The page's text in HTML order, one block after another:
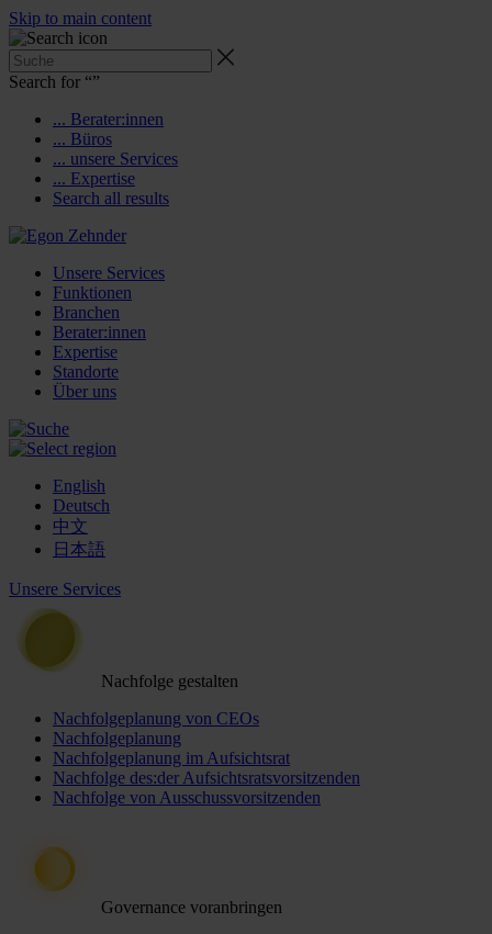
Skip to main content
Search for “”
... Berater:innen
... Büros
... unsere Services
... Expertise
Search all results
Unsere Services
Funktionen
Branchen
Berater:innen
Expertise
Standorte
Über uns
English
Deutsch
中文
日本語
Unsere Services
Nachfolge gestalten
Nachfolgeplanung von CEOs
Nachfolgeplanung
Nachfolgeplanung im Aufsichtsrat
Nachfolge des:der Aufsichtsratsvorsitzenden
Nachfolge von Ausschussvorsitzenden
Governance voranbringen